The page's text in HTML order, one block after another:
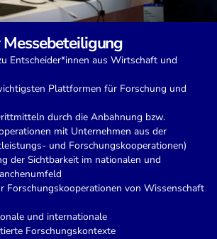
Entscheider*innen aus Wirtschaft und
Plattformen für Forschung und
durch die Anbahnung bzw.
mit Unternehmen aus der
und Forschungskooperationen)
der Sichtbarkeit im nationalen und
Forschungskooperationen von Wissenschaft
und internationale
Forschungskontexte